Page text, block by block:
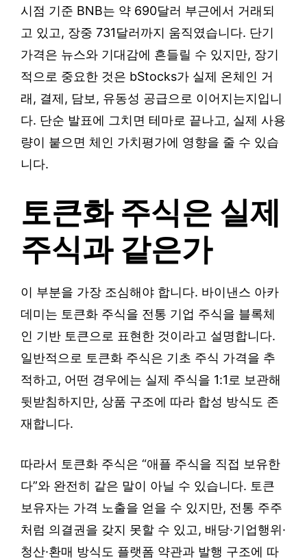
시점 기준 BNB는 약 690달러 부근에서 거래되
고 있고, 장중 731달러까지 움직였습니다. 단기
가격은 뉴스와 기대감에 흔들릴 수 있지만, 장기
적으로 중요한 것은 bStocks가 실제 온체인 거
래, 결제, 담보, 유동성 공급으로 이어지는지입니
다. 단순 발표에 그치면 테마로 끝나고, 실제 사용
량이 붙으면 체인 가치평가에 영향을 줄 수 있습
니다.
토큰화 주식은 실제
주식과 같은가
이 부분을 가장 조심해야 합니다. 바이낸스 아카
데미는 토큰화 주식을 전통 기업 주식을 블록체
인 기반 토큰으로 표현한 것이라고 설명합니다.
일반적으로 토큰화 주식은 기초 주식 가격을 추
적하고, 어떤 경우에는 실제 주식을 1:1로 보관해
뒷받침하지만, 상품 구조에 따라 합성 방식도 존
재합니다.
따라서 토큰화 주식은 “애플 주식을 직접 보유한
다”와 완전히 같은 말이 아닐 수 있습니다. 토큰
보유자는 가격 노출을 얻을 수 있지만, 전통 주주
처럼 의결권을 갖지 못할 수 있고, 배당·기업행위·
청산·환매 방식도 플랫폼 약관과 발행 구조에 따